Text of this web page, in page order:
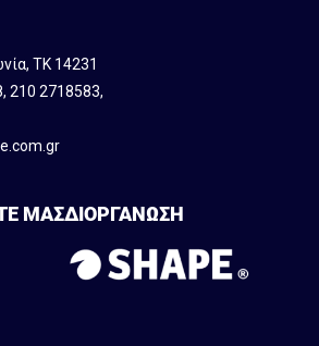
ΤΚ 14231
, 210 2718583,
ΜΑΣΔΙΟΡΓΑΝΩΣΗ